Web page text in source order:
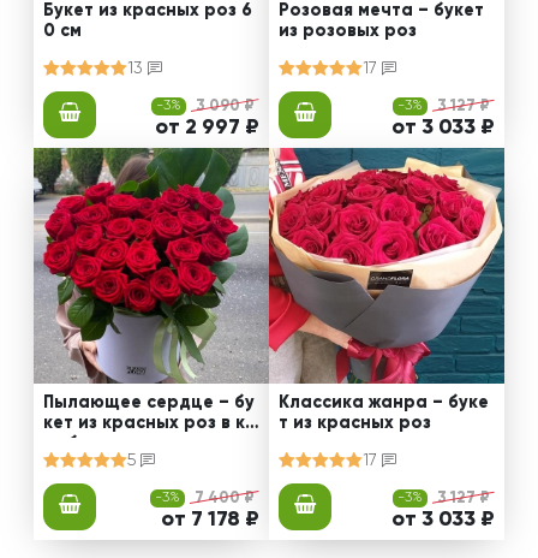
Букет из красных роз 6
0 см
13
-3% 3 090 ₽
от 2 997 ₽
Розовая мечта – букет
из розовых роз
17
-3% 3 127 ₽
от 3 033 ₽
Пылающее сердце – бу
кет из красных роз в ко
робке
5
-3% 7 400 ₽
от 7 178 ₽
Классика жанра – буке
т из красных роз
17
-3% 3 127 ₽
от 3 033 ₽